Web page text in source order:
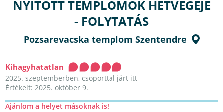
NYITOTT TEMPLOMOK HÉTVÉGÉJE
- FOLYTATÁS
Pozsarevacska templom Szentendre
Kihagyhatatlan
2025. szeptemberben, csoporttal járt itt
Értékelt: 2025. október 9.
Ajánlom a helyet másoknak is!